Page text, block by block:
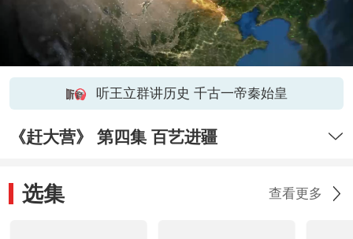
听王立群讲历史 千古一帝秦始皇
《赶大营》 第四集 百艺进疆
选集 查看更多